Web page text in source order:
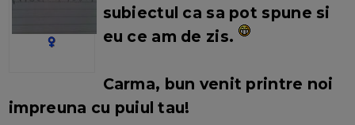
subiectul ca sa pot spune si
eu ce am de zis.
Carma, bun venit printre noi
impreuna cu puiul tau!